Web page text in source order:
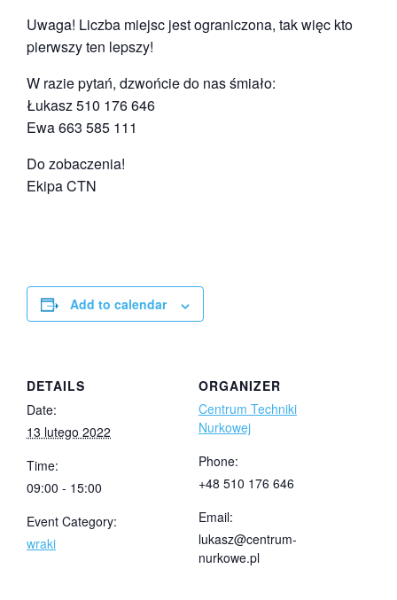
Uwaga! Liczba miejsc jest ograniczona, tak więc kto
pierwszy ten lepszy!
W razie pytań, dzwońcie do nas śmiało:
Łukasz 510 176 646
Ewa 663 585 111
Do zobaczenia!
Ekipa CTN
Add to calendar
DETAILS
Date:
13 lutego 2022
Time:
09:00 - 15:00
Event Category:
wraki
ORGANIZER
Centrum Techniki
Nurkowej
Phone:
+48 510 176 646
Email:
lukasz@centrum-
nurkowe.pl